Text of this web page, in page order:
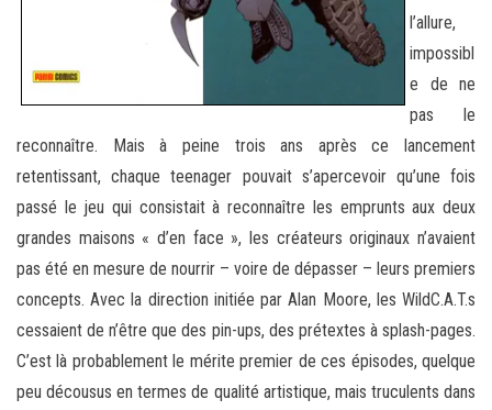
l’allure,
impossibl
e de ne
pas le
reconnaître. Mais à peine trois ans après ce lancement
retentissant, chaque teenager pouvait s’apercevoir qu’une fois
passé le jeu qui consistait à reconnaître les emprunts aux deux
grandes maisons « d’en face », les créateurs originaux n’avaient
pas été en mesure de nourrir – voire de dépasser – leurs premiers
concepts. Avec la direction initiée par Alan Moore, les WildC.A.T.s
cessaient de n’être que des pin-ups, des prétextes à splash-pages.
C’est là probablement le mérite premier de ces épisodes, quelque
peu décousus en termes de qualité artistique, mais truculents dans